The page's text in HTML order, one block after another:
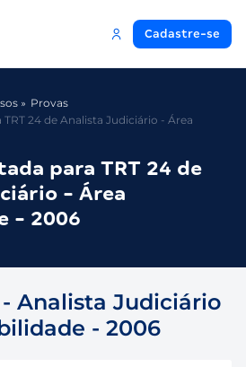
Cadastre-se
Provas
24 de Analista Judiciário - Área
para TRT 24 de
- Área
- 2006
- Analista Judiciário
- 2006